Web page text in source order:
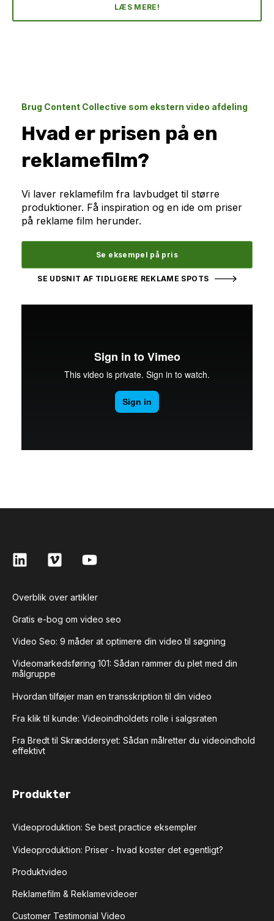
LÆS MERE!
Brug Content Collective som ekstern video afdeling
Hvad er prisen på en
reklamefilm?
Vi laver reklamefilm fra lavbudget til større
produktioner. Få inspiration og en ide om priser
på reklame film herunder.
Se eksempel på pris
SE UDSNIT AF TIDLIGERE REKLAME SPOTS
Overblik over artikler
Gratis e-bog om video seo
Video Seo: 9 måder at optimere din video til søgning
Videomarkedsføring 101: Sådan rammer du plet med din
målgruppe
Hvordan tilføjer man en transskription til din video
Fra klik til kunde: Videoindholdets rolle i salgsraten
Fra Bredt til Skræddersyet: Sådan målretter du videoindhold
effektivt
Produkter
Videoproduktion: Se best practice eksempler
Videoproduktion: Priser - hvad koster det egentligt?
Produktvideo
Reklamefilm & Reklamevideoer
Customer Testimonial Video